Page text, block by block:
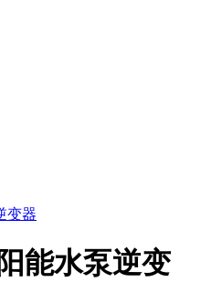
变器
能水泵逆变